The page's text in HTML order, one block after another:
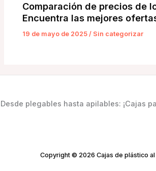
Comparación de precios de
Encuentra las mejores
19 de mayo de 2025/ Sin categorizar
Desde plegables hasta apilables: ¡Cajas
Copyright © 2026 Cajas de plástico al